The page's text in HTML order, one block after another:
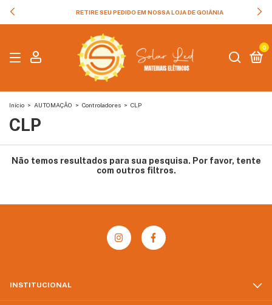
RETIRE SEU PEDIDO EM NOSSA LOJA DE GOIÂNIA
0
Início > AUTOMAÇÃO > Controladores > CLP
CLP
Não temos resultados para sua pesquisa. Por favor, tente
com outros filtros.
INSTITUCIONAL